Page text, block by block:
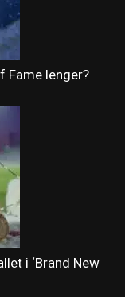
Fame lenger?
i ‘Brand New